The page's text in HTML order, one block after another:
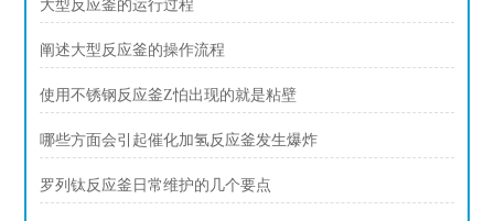
大型反应釜的运行过程
阐述大型反应釜的操作流程
使用不锈钢反应釜Z怕出现的就是粘壁
哪些方面会引起催化加氢反应釜发生爆炸
罗列钛反应釜日常维护的几个要点